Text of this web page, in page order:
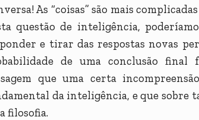
As “coisas” são mais
questão de inteligência,
e tirar das respostas novas
de uma conclusão final
que uma certa
da inteligência, e que sobre
filosofia.